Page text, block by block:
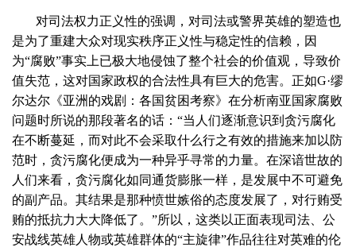
对司法权力正义性的强调，对司法或警界英雄的塑造也
是为了重建大众对现实秩序正义性与稳定性的信赖，因
为“腐败”事实上已极大地侵蚀了整个社会的价值观，导致价
值失范，这对国家政权的合法性具有巨大的危害。正如G·缪
尔达尔《亚洲的戏剧：各国贫困考察》在分析南亚国家腐败
问题时所说的那段著名的话：“当人们逐渐意识到贪污腐化
在不断蔓延，而对此不会采取什么行之有效的措施来加以防
范时，贪污腐化便成为一种异乎寻常的力量。在深谙世故的
人们来看，贪污腐化如同通货膨胀一样，是发展中不可避免
的副产品。其结果是那种愤世嫉俗的态度发展了，对行贿受
贿的抵抗力大大降低了。”所以，这类以正面表现司法、公
安战线英雄人物或英雄群体的“主旋律”作品往往对英难的伦